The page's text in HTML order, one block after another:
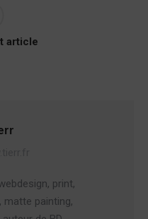
article
print,
matte painting,